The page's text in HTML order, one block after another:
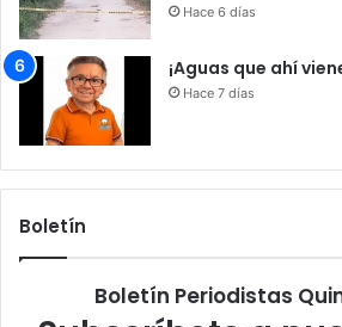
Hace 6 días
¡Aguas que ahí
Hace 7 días
Boletín
Boletín Periodistas